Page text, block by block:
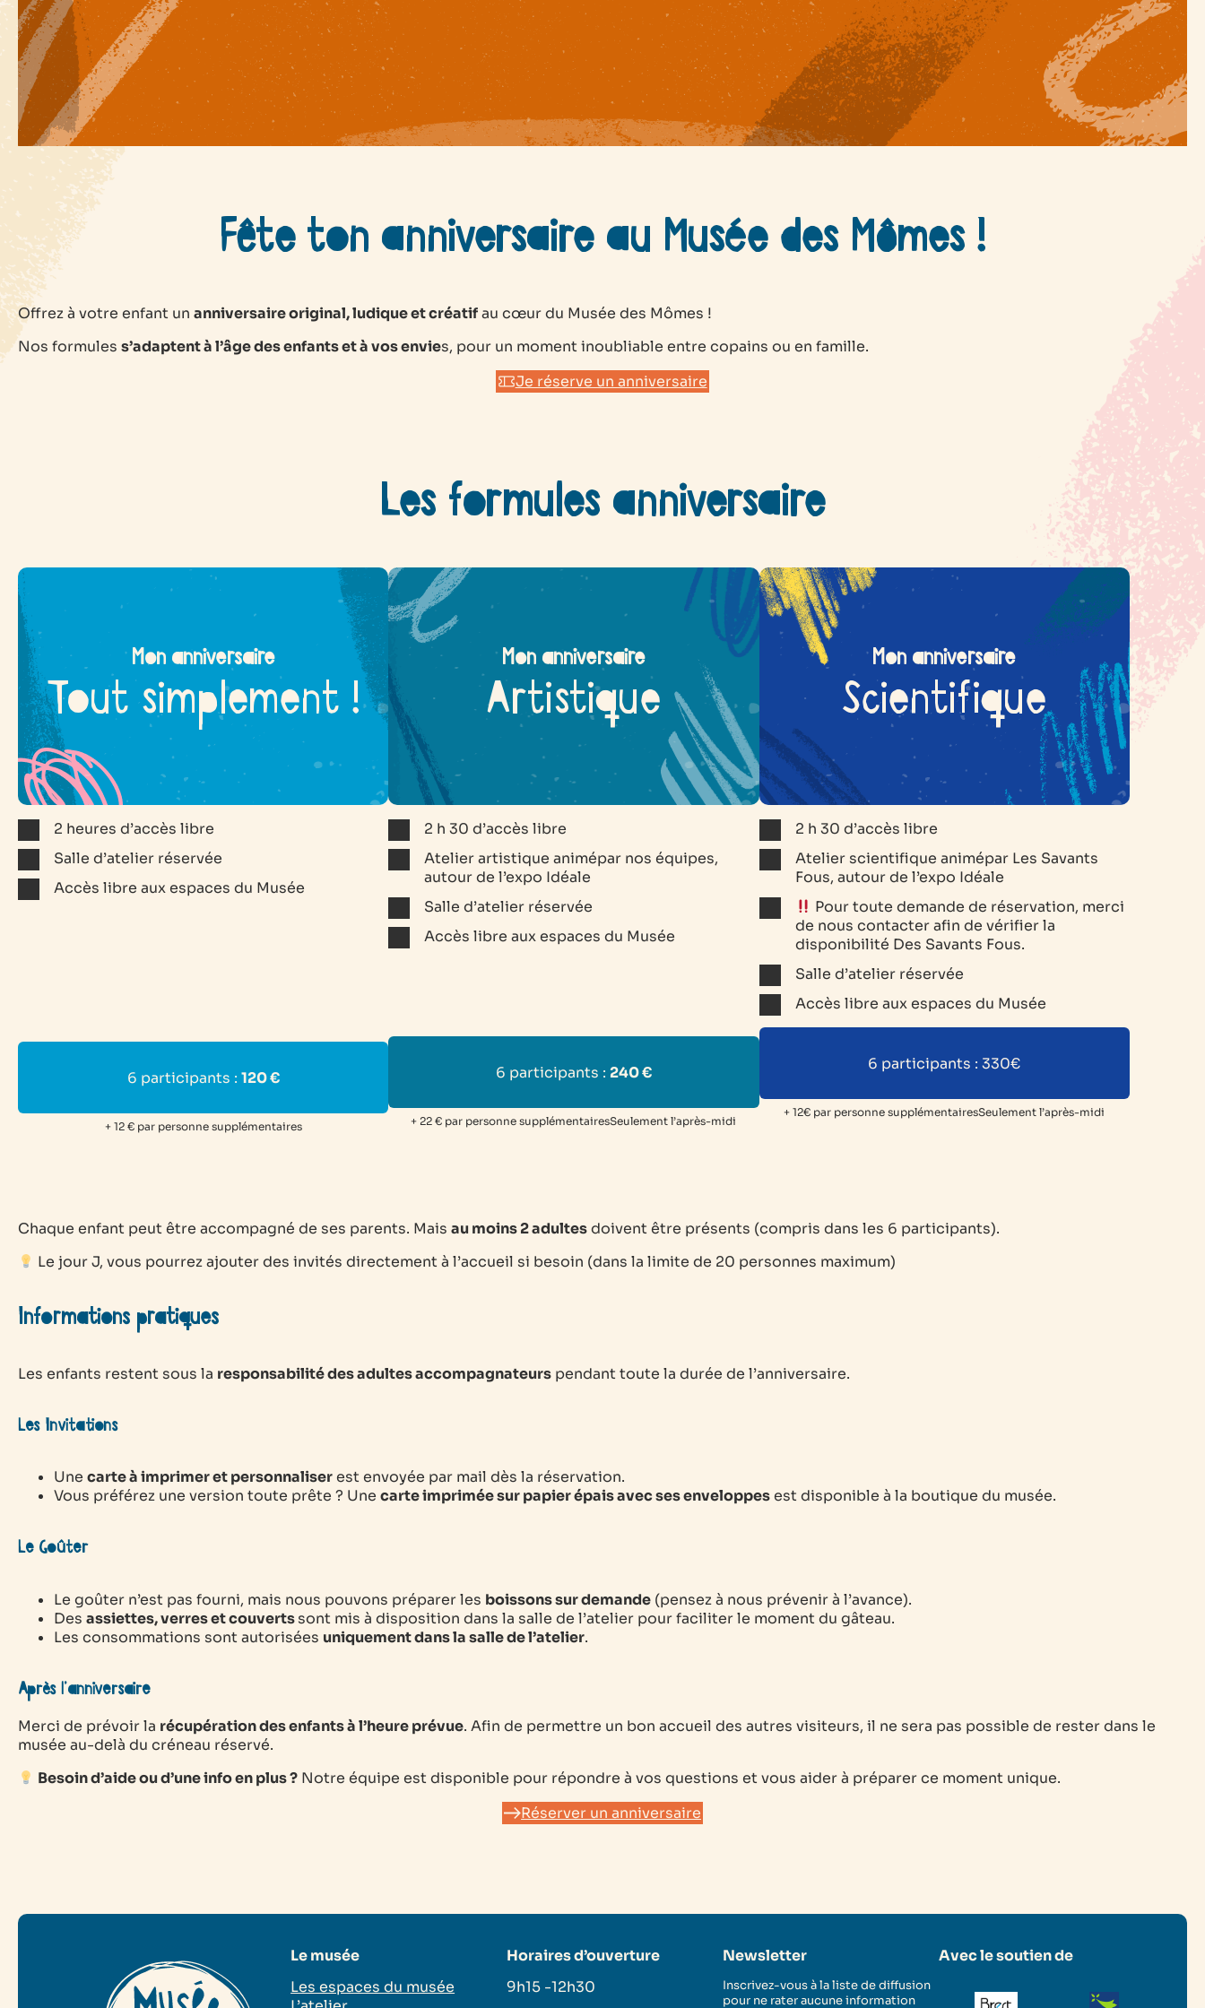
Fête ton anniversaire au Musée des Mômes !
Offrez à votre enfant un anniversaire original, ludique et créatifau cœur du Musée des Mômes !
Nos formules s’adaptent à l’âge des enfants et à vos envies, pour un moment inoubliable entre copains ou en famille.
Je réserve un anniversaire
Les formules anniversaire
Mon anniversaire
Tout simplement !
2 heures d’accès libre
Salle d’atelier réservée
Accès libre aux espaces du Musée
6 participants : 120 €
+ 12 € par personne supplémentaires
Mon anniversaire
Artistique
2 h 30 d’accès libre
Atelier artistique animépar nos équipes,
autour de l’expo Idéale
Salle d’atelier réservée
Accès libre aux espaces du Musée
6 participants : 240 €
+ 22 € par personne supplémentairesSeulement l’après-midi
Mon anniversaire
Scientifique
2 h 30 d’accès libre
Atelier scientifique animépar Les Savants
Fous, autour de l’expo Idéale
Pour toute demande de réservation, merci
de nous contacter afin de vérifier la
disponibilité Des Savants Fous.
Salle d’atelier réservée
Accès libre aux espaces du Musée
6 participants : 330€
+ 12€ par personne supplémentairesSeulement l’après-midi
Chaque enfant peut être accompagné de ses parents. Mais au moins 2 adultesdoivent être présents (compris dans les 6 participants).
Le jour J, vous pourrez ajouter des invités directement à l’accueil si besoin (dans la limite de 20 personnes maximum)
Informations pratiques
Les enfants restent sous la responsabilité des adultes accompagnateurs pendant toute la durée de l’anniversaire.
Les Invitations
Une carte à imprimer et personnaliserest envoyée par mail dès la réservation.
Vous préférez une version toute prête ? Une carte imprimée sur papier épais avec ses enveloppesest disponible à la boutique du musée.
Le Goûter
Le goûter n’est pas fourni, mais nous pouvons préparer les boissons sur demande (pensez à nous prévenir à l’avance).
Des assiettes, verres et couvertssont mis à disposition dans la salle de l’atelier pour faciliter le moment du gâteau.
Les consommations sont autorisées uniquement dans la salle de l’atelier.
Après l’anniversaire
Merci de prévoir la récupération des enfants à l’heure prévue. Afin de permettre un bon accueil des autres visiteurs, il ne sera pas possible de rester dans le
musée au-delà du créneau réservé.
Besoin d’aide ou d’une info en plus ? Notre équipe est disponible pour répondre à vos questions et vous aider à préparer ce moment unique.
Réserver un anniversaire
Le musée
Les espaces du musée
Horaires d’ouverture
9h15 -12h30
Newsletter
Inscrivez-vous à la liste de diffusion
pour ne rater aucune information
Avec le soutien de